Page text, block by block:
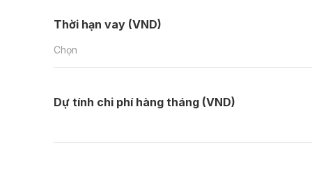
Thời hạn vay (VND)
Chọn
Dự tính chi phí hàng tháng (VND)